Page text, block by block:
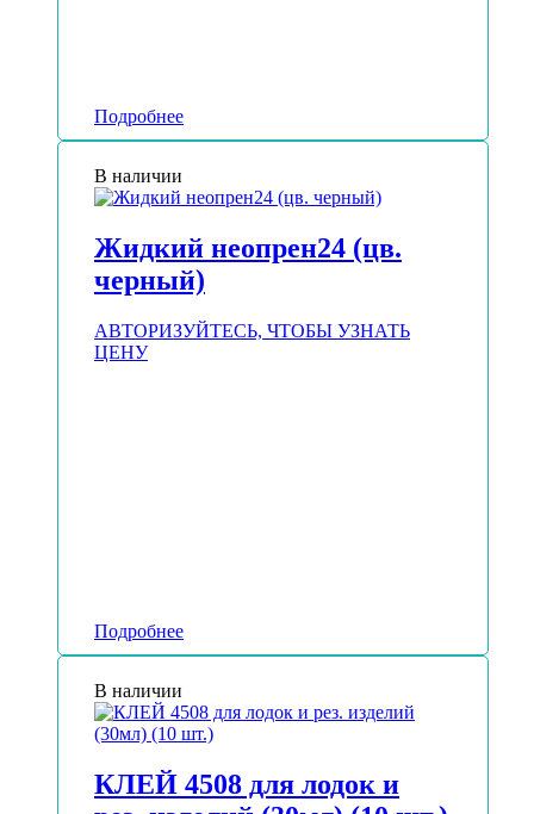
Подробнее
В наличии
Жидкий неопрен24 (цв.
черный)
АВТОРИЗУЙТЕСЬ, ЧТОБЫ УЗНАТЬ
ЦЕНУ
Подробнее
В наличии
КЛЕЙ 4508 для лодок и